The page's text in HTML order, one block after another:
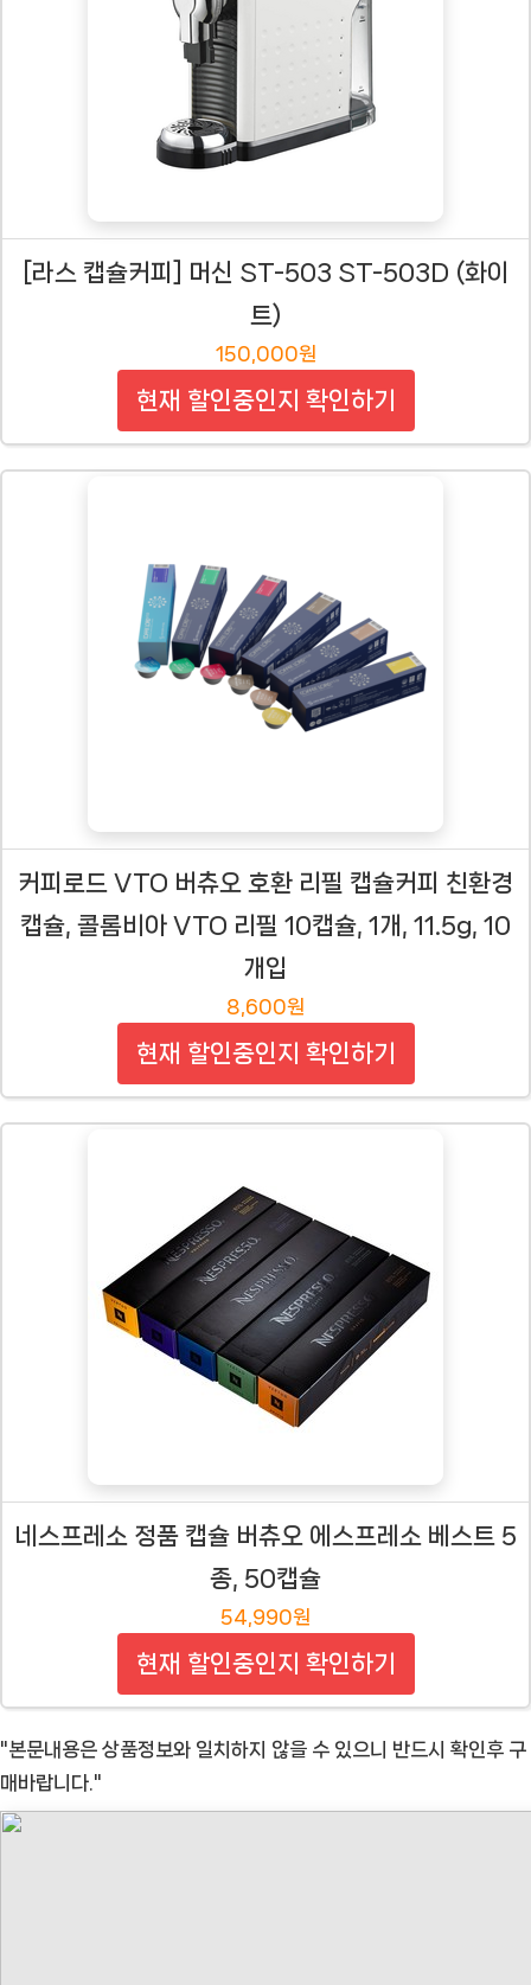
[라스 캡슐커피] 머신 ST-503 ST-503D (화이
트)
150,000원
현재 할인중인지 확인하기
커피로드 VTO 버츄오 호환 리필 캡슐커피 친환경
캡슐, 콜롬비아 VTO 리필 10캡슐, 1개, 11.5g, 10
개입
8,600원
현재 할인중인지 확인하기
네스프레소 정품 캡슐 버츄오 에스프레소 베스트 5
종, 50캡슐
54,990원
현재 할인중인지 확인하기
"본문내용은 상품정보와 일치하지 않을 수 있으니 반드시 확인후 구
매바랍니다."